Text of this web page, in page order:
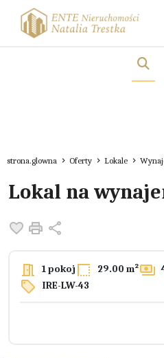
strona.glowna Oferty Lokale
Lokal na
Dodaj do ulubionych
Drukuj
1 pokoj 29.00 m²
IRE-LW-43